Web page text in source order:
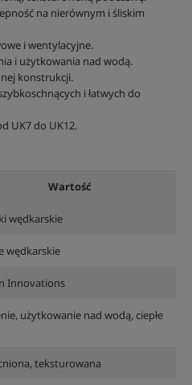
na nierównym i śliskim
i wentylacyjne.
i użytkowania nad wodą.
konstrukcji.
i łatwych do
UK7 do UK12.
Wartość
wędkarskie
wędkarskie
Innovations
użytkowanie nad wodą, ciepłe
teksturowana